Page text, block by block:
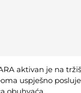
aktivan je na
uspješno